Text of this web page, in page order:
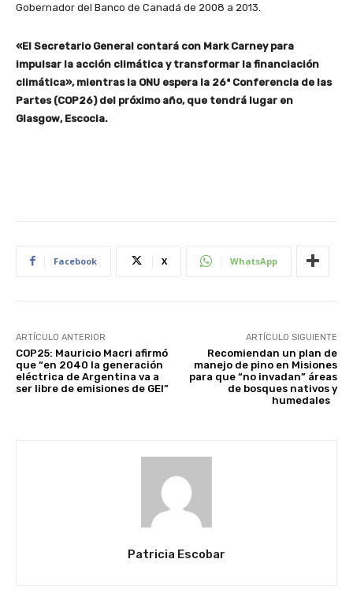
Gobernador del Banco de Canadá de 2008 a 2013.
«El Secretario General contará con Mark Carney para
impulsar la acción climática y transformar la financiación
climática», mientras la ONU espera la 26ª Conferencia de las
Partes (COP26) del próximo año, que tendrá lugar en
Glasgow, Escocia.
Facebook X WhatsApp
ARTÍCULO ANTERIOR
COP25: Mauricio Macri afirmó
que “en 2040 la generación
eléctrica de Argentina va a
ser libre de emisiones de GEI”
ARTÍCULO SIGUIENTE
Recomiendan un plan de
manejo de pino en Misiones
para que “no invadan” áreas
de bosques nativos y
humedales
Patricia Escobar